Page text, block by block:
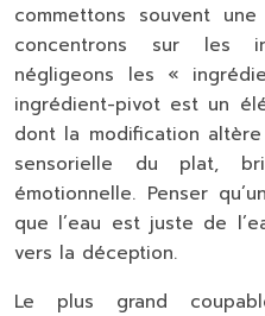
commettons souvent
concentrons sur les
négligeons les «
ingrédient-pivot est un
dont la modification
sensorielle du plat,
émotionnelle. Penser
que l’eau est juste de
vers la déception.
Le plus grand